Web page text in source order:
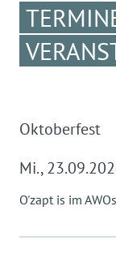
Oktoberfest
Mi.,
O'zapt is im